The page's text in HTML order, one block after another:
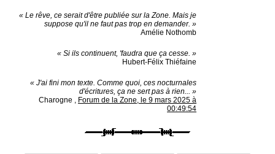
« Le rêve, ce serait d'être publiée sur la Zone. Mais je
suppose qu'il ne faut pas trop en demander. »
Amélie Nothomb
« Si ils continuent, 'faudra que ça cesse. »
Hubert-Félix Thiéfaine
« J'ai fini mon texte. Comme quoi, ces nocturnales
d'écritures, ça ne sert pas à rien... »
Charogne , Forum de la Zone, le 9 mars 2025 à
00:49:54